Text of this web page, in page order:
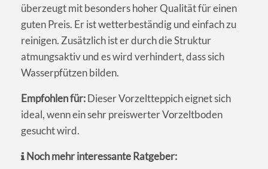
überzeugt mit besonders hoher Qualität für einen
guten Preis. Er ist wetterbeständig und einfach zu
reinigen. Zusätzlich ist er durch die Struktur
atmungsaktiv und es wird verhindert, dass sich
Wasserpfützen bilden.
Empfohlen für:Dieser Vorzeltteppich eignet sich
ideal, wenn ein sehr preiswerter Vorzeltboden
gesucht wird.
Noch mehr interessante Ratgeber: